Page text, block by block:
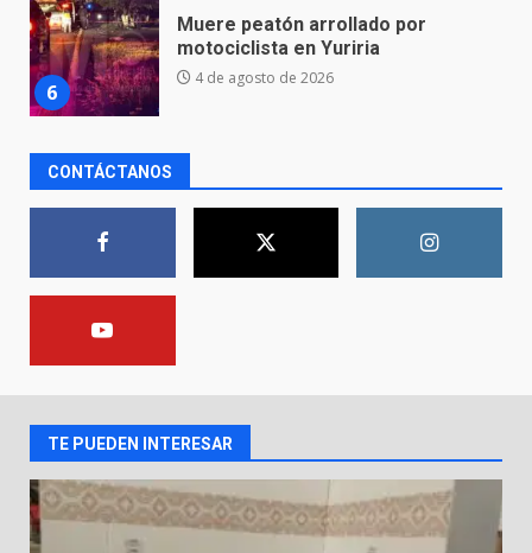
7
Valle de Santiago despide a
José Antonio Villanueva
Cárdenas, “El Puma”
3 de agosto de 2026
7 de agosto de 2026
2
Los Pastores: tradición que
resiste al paso del tiempo
6 de agosto de 2026
CONTÁCTANOS
TE PUEDEN INTERESAR